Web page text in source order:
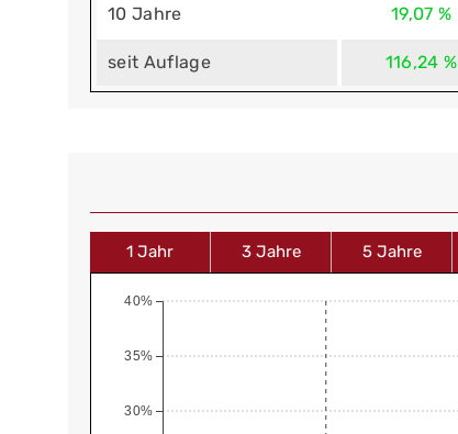
10 Jahre 19,07 %
seit Auflage 116,24 %
1 Jahr 3 Jahre 5 Jahre
30%
35%
40%